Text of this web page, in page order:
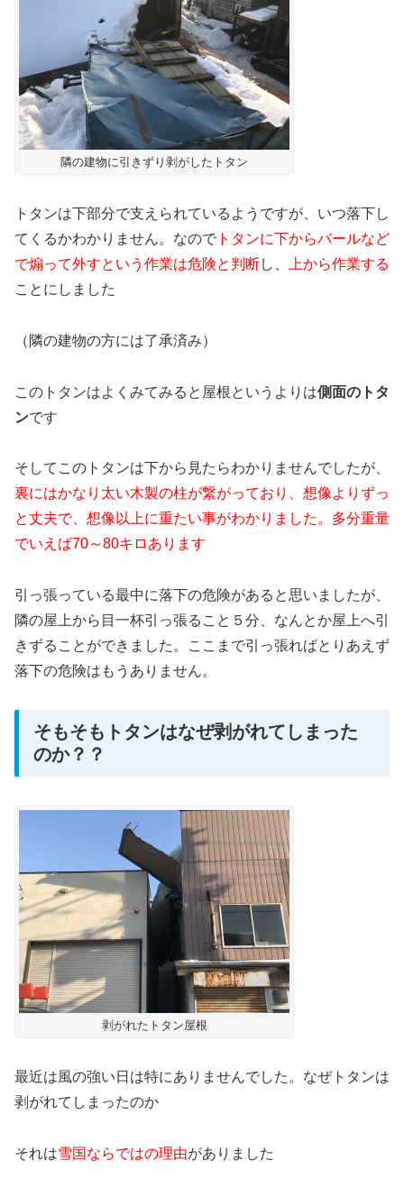
隣の建物に引きずり剥がしたトタン
トタンは下部分で支えられているようですが、いつ落下し
てくるかわかりません。なので トタンに下からバールなど
で煽って外すという作業は危険と判断し、
上から作業する
ことにしました
（隣の建物の方には了承済み）
このトタンはよくみてみると屋根というよりは側面のトタ
ンです
そしてこのトタンは下から見たらわかりませんでしたが、
裏にはかなり太い木製の柱が繋がっており、想像よりずっ
と丈夫で、想像以上に重たい事がわかりました。多分重量
でいえば70～80キロあります
引っ張っている最中に落下の危険があると思いましたが、
隣の屋上から目一杯引っ張ること５分、なんとか屋上へ引
きずることができました。ここまで引っ張ればとりあえず
落下の危険はもうありません。
そもそもトタンはなぜ剥がれてしまった
のか？？
剥がれたトタン屋根
最近は風の強い日は特にありませんでした。なぜトタンは
剥がれてしまったのか
それは雪国ならではの理由がありました